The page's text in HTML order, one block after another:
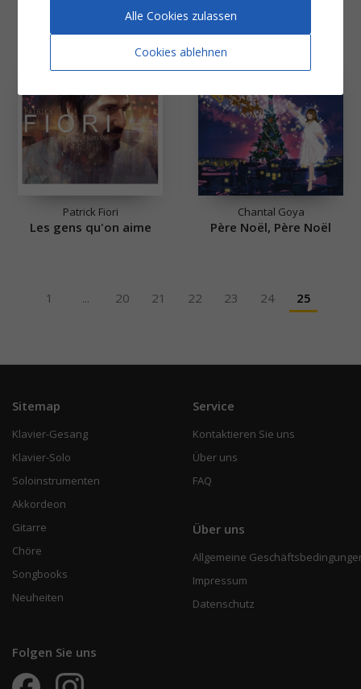
Les filles d'aujourd'hui
Patrick Fiori
Les gens qu'on aime
Chantal Goya
Père Noël, Père Noël
1 ... 20 21 22 23 24 25
Sitemap
Klavier-Gesang
Klavier-Solo
Soloinstrumenten
Akkordeon
Gitarre
Chöre
Songbooks
Neuheiten
Service
Kontaktieren Sie uns
Über uns
FAQ
Über uns
Allgemeine
Impressum
Datenschutz
Folgen Sie uns
Cookies ablehnen
Alle Cookies zulassen